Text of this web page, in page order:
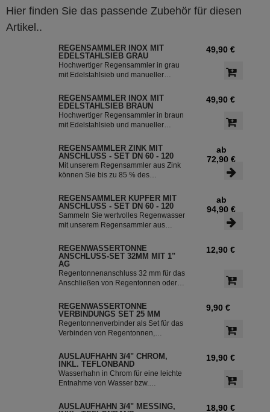
Hier finden Sie das passende Zubehör für diesen
Artikel..
REGENSAMMLER INOX MIT
EDELSTAHLSIEB GRAU
Hochwertiger Regensammler in grau
mit Edelstahlsieb und manueller
Regenwasserfilter INOX verfügt über
einen integriertem Überlaufstop und
leitet zuverlässig sauberes
Regenwasser in ihre Regentonne.
Welt exportiert.
49,90 €
REGENSAMMLER INOX MIT
EDELSTAHLSIEB BRAUN
Hochwertiger Regensammler in braun
mit Edelstahlsieb und manueller
Regenwasserfilter INOX verfügt über
einen integriertem Überlaufstop und
leitet zuverlässig sauberes
Regenwasser in ihre Regentonne.
Welt exportiert.
49,90 €
REGENSAMMLER ZINK MIT
ANSCHLUSS - SET DN 60 - 120
Mit unserem Regensammler aus Zink
können Sie bis zu 85 % des
und in Ihrer Regentonne speichern.
Der Regensammler ist frostsicher und
lässt sich durch das Schiebeteil einfach
ein- und ausbauen. Der flexible
besonders einfach.
ab
72,90 €
REGENSAMMLER KUPFER MIT
ANSCHLUSS - SET DN 60 - 120
Sammeln Sie wertvolles Regenwasser
mit unserem Regensammler aus
Set ermöglicht eine effiziente Nutzung
des Regenwassers und ist einfach zu
installieren. Damit können Sie bis zu
85 % des anfallenden Regenwassers
sammeln und in Ihre Regentonne
ab
94,90 €
REGENWASSERTONNE
ANSCHLUSS-SET 32MM MIT 1"
AG
Regentonnenanschluss 32 mm für das
Anschließen von Regentonnen oder
Schlauchdurchmesser von 32 mm.
12,90 €
REGENWASSERTONNE
VERBINDUNGS SET 25 MM
Regentonnenverbinder als Set für das
Verbinden von Regentonnen,
Regenwassertank mit einem
Schlauchdurchmesser von 25 mm
9,90 €
AUSLAUFHAHN 3/4" CHROM,
INKL. TEFLONBAND
Wasserhahn in Chrom für eine leichte
Entnahme von Wasser bzw.
Der Absperrhahn hat ein 3/4 Zoll
19,90 €
AUSLAUFHAHN 3/4" MESSING,
18,90 €